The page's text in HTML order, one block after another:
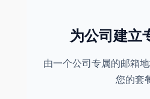
为公司建立
由一个公司专属的邮箱
您的套